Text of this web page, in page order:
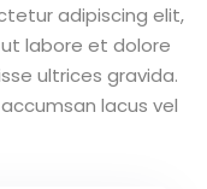
adipiscing elit,
labore et dolore
ultrices gravida.
lacus vel